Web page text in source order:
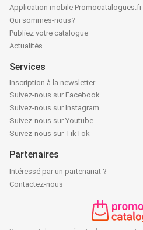
Application mobile Promocatalogues.fr
Qui sommes-nous?
Publiez votre catalogue
Actualités
Services
Inscription à la newsletter
Suivez-nous sur Facebook
Suivez-nous sur Instagram
Suivez-nous sur Youtube
Suivez-nous sur TikTok
Partenaires
Intéressé par un partenariat ?
Contactez-nous